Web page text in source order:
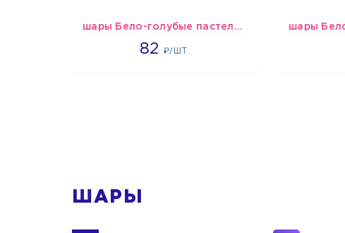
шары Бело-голубые пастельные
82 ₽/ШТ.
1637
ШАРЫ